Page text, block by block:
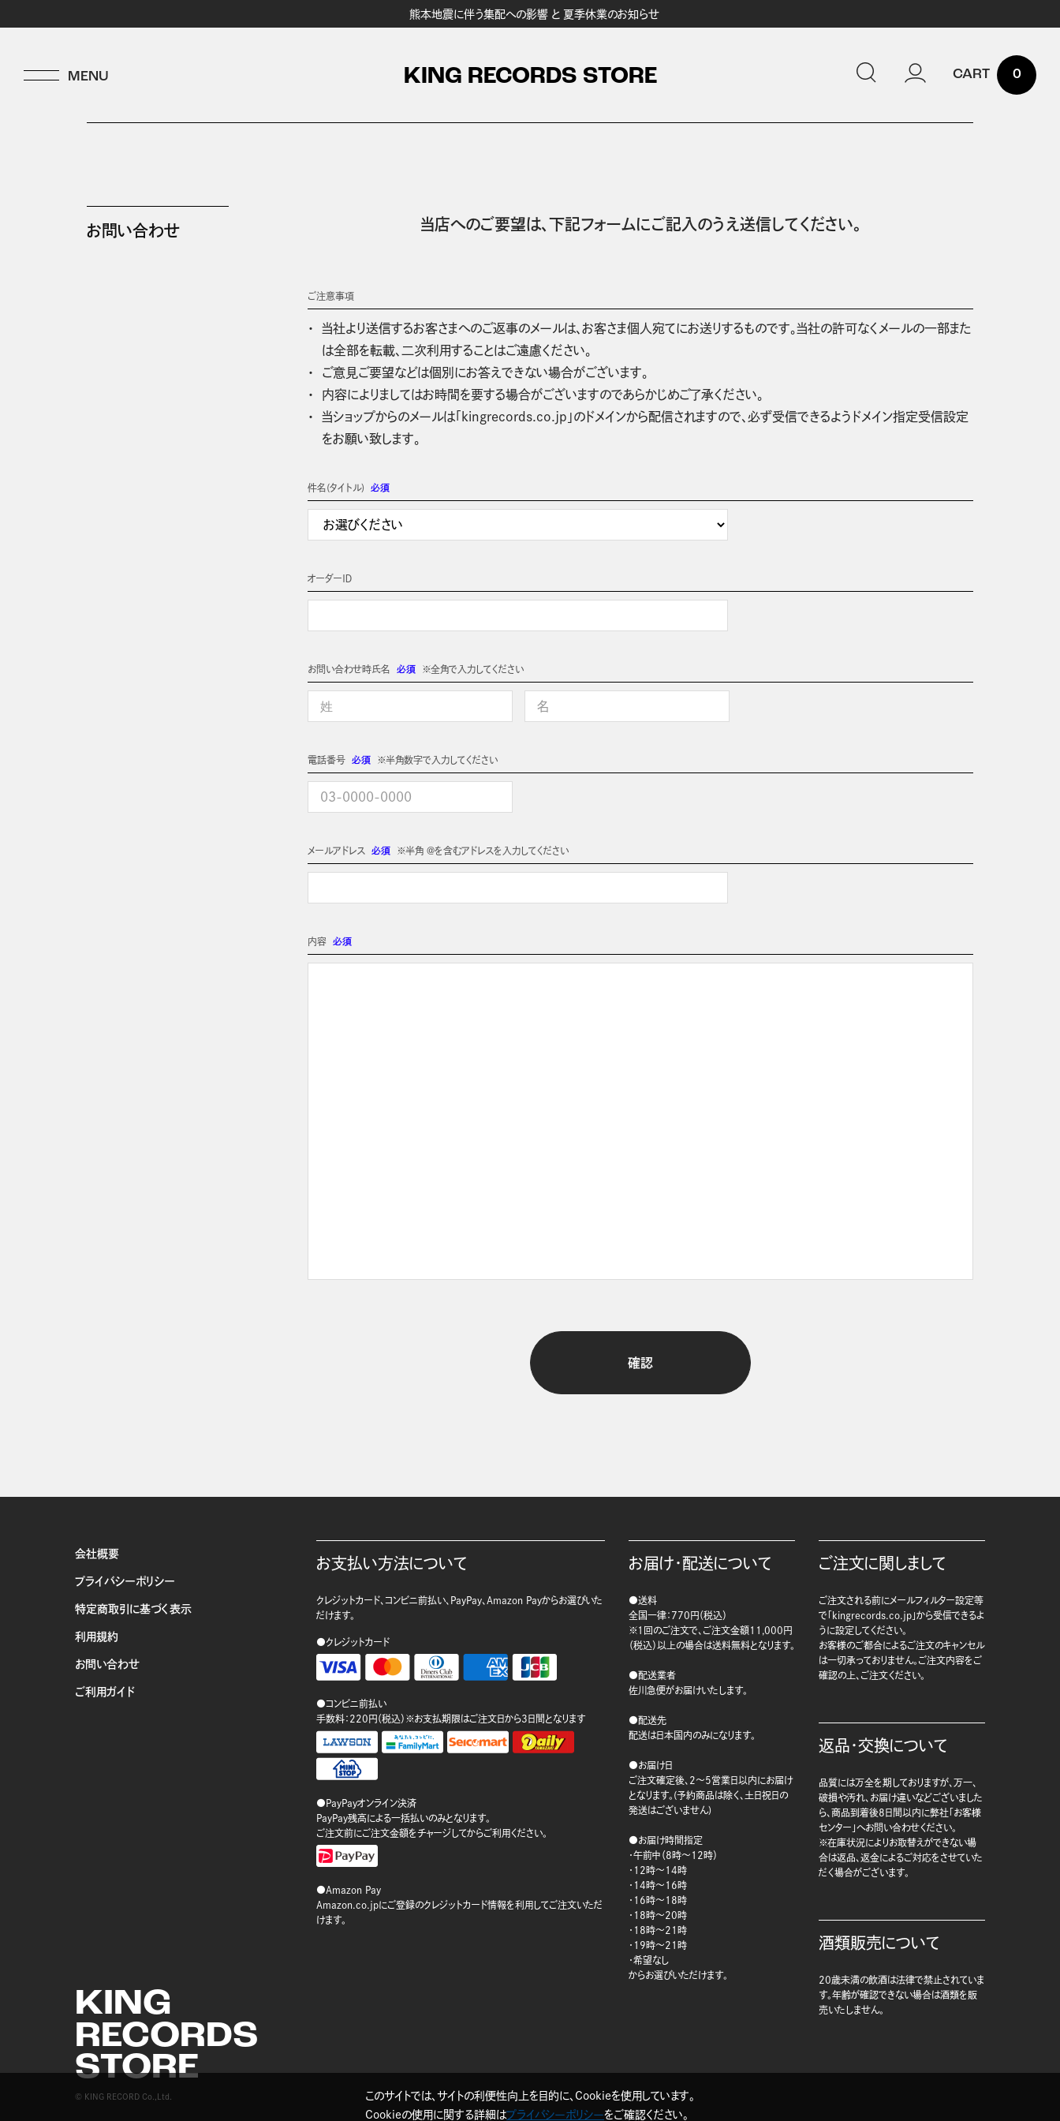
熊本地震に伴う集配への影響 と 夏季休業のお知らせ
KING RECORDS STORE 0
お問い合わせ 当店へのご要望は、 下記フォームにご記入のうえ送信してください。
ご注意事項
当社より送信するお客さまへのご返事のメールは、お客さま個人宛てにお送りするものです。当社の許可なくメールの一部また
は全部を転載、二次利用することはご遠慮ください。
ご意見ご要望などは個別にお答えできない場合がございます。
内容によりましてはお時間を要する場合がございますのであらかじめご了承ください。
当ショップからのメールは「kingrecords.co.jp」のドメインから配信されますので、必ず受信できるようドメイン指定受信設定
をお願い致します。
件名(タイトル) 必須
オーダーＩＤ
お問い合わせ時氏名 必須 ※全角で入力してください
電話番号 必須 ※半角数字で入力してください
メールアドレス 必須 ※半角 @を含むアドレスを入力してください
内容 必須
会社概要
プライバシーポリシー
特定商取引に基づく表示
利用規約
お問い合わせ
ご利用ガイド
KING
RECORDS
STORE
© KING RECORD Co.,Ltd.
お支払い方法について
クレジットカード、コンビニ前払い、PayPay、Amazon Payからお選びいた
だけます。
●クレジットカード
●コンビニ前払い
手数料：220円（税込）※お支払期限はご注文日から3日間となります
●PayPayオンライン決済
PayPay残高による一括払いのみとなります。
ご注文前にご注文金額をチャージしてからご利用ください。
●Amazon Pay
Amazon.co.jpにご登録のクレジットカード情報を利用してご注文いただ
けます。
お届け・配送について
●送料
全国一律：770円（税込）
※1回のご注文で、ご注文金額11,000円
（税込）以上の場合は送料無料となります。
●配送業者
佐川急便がお届けいたします。
●配送先
配送は日本国内のみになります。
●お届け日
ご注文確定後、2～5営業日以内にお届け
となります。(予約商品は除く、土日祝日の
発送はございません)
●お届け時間指定
・午前中（8時～12時）
・12時～14時
・14時～16時
・16時～18時
・18時～20時
・18時～21時
・19時～21時
・希望なし
からお選びいただけます。
ご注文に関しまして
ご注文される前にメールフィルター設定等
で「kingrecords.co.jp」から受信できるよ
うに設定してください。
お客様のご都合によるご注文のキャンセル
は一切承っておりません。ご注文内容をご
確認の上、ご注文ください。
返品・交換について
品質には万全を期しておりますが、万一、
破損や汚れ、お届け違いなどございました
ら、商品到着後8日間以内に弊社「お客様
センター」へお問い合わせください。
※在庫状況によりお取替えができない場
合は返品、返金によるご対応をさせていた
だく場合がございます。
酒類販売について
20歳未満の飲酒は法律で禁止されていま
す。年齢が確認できない場合は酒類を販
売いたしません。
このサイトでは、サイトの利便性向上を目的に、Cookieを使用しています。
Cookieの使用に関する詳細はプライバシーポリシーをご確認ください。